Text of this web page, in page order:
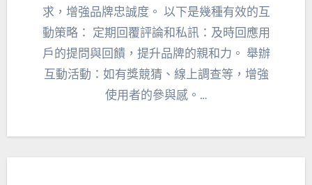
求，增強品牌忠誠度。 以下是幾種有效的互
動策略： 定期回覆評論和私訊：及時回應用
戶的提問與回饋，提升品牌的親和力。 舉辦
互動活動：如有獎競猜、線上調查等，增強
使用者的參與感。…